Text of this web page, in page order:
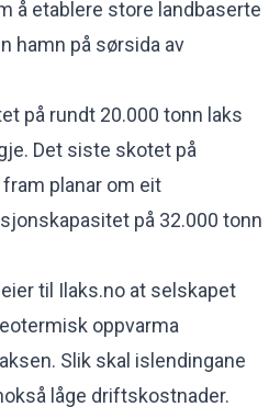
å etablere store landbaserte
hamn på sørsida av
på rundt 20.000 tonn laks
Det siste skotet på
planar om eit
på 32.000 tonn
til Ilaks.no at selskapet
oppvarma
Slik skal islendingane
låge driftskostnader.